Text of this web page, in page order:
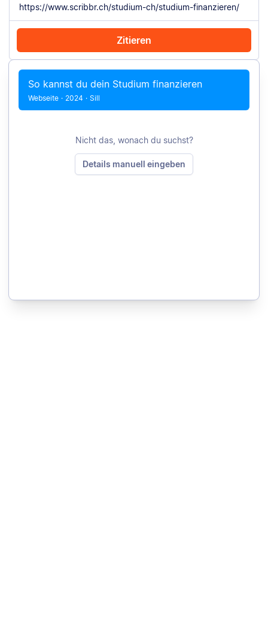
Zitieren
Mit Chrome zitieren Manuell zitieren
So kannst du dein Studium finanzieren
Webseite · 2024 · Sill
Nicht das, wonach du suchst?
Details manuell eingeben